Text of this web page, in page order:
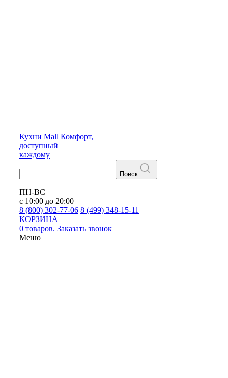
Кухни Mall Комфорт,
доступный
каждому
Поиск
ПН-ВС
с 10:00 до 20:00
8 (800) 302-77-06 8 (499) 348-15-11
КОРЗИНА
0 товаров. Заказать звонок
Меню